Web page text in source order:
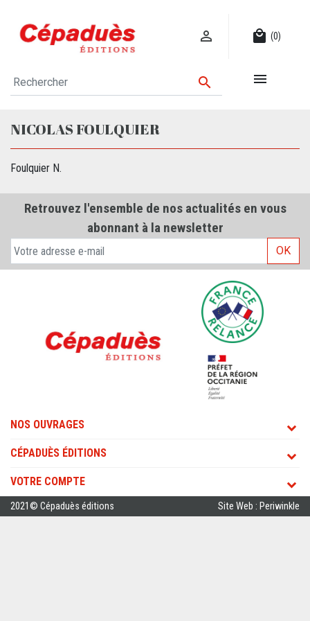
 local_mall (0)
 
NICOLAS FOULQUIER
Foulquier N.
Retrouvez l'ensemble de nos actualités en vous
abonnant à la newsletter
OK
NOS OUVRAGES
CÉPADUÈS ÉDITIONS
VOTRE COMPTE
2021© Cépaduès éditions Site Web : Periwinkle